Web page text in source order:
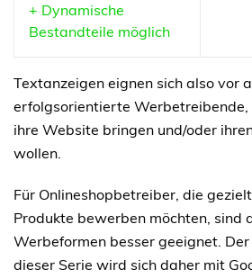
+ Dynamische
Bestandteile möglich
Textanzeigen eignen sich also vor
erfolgsorientierte Werbetreibende,
ihre Website bringen und/oder
wollen.
Für Onlineshopbetreiber, die
Produkte bewerben möchten, sind
Werbeformen besser geeignet.
dieser Serie wird sich daher mit